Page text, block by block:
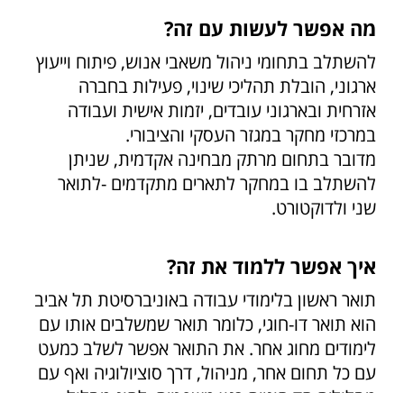
מה אפשר לעשות עם זה?
להשתלב בתחומי ניהול משאבי אנוש, פיתוח וייעוץ
ארגוני, הובלת תהליכי שינוי, פעילות בחברה
אזרחית ובארגוני עובדים, יזמות אישית ועבודה
במרכזי מחקר במגזר העסקי והציבורי.
מדובר בתחום מרתק מבחינה אקדמית, שניתן
להשתלב בו במחקר לתארים מתקדמים -לתואר
שני ולדוקטורט.
איך אפשר ללמוד את זה?
תואר ראשון בלימודי עבודה באוניברסיטת תל אביב
הוא תואר דו-חוגי, כלומר תואר שמשלבים אותו עם
לימודים מחוג אחר. את התואר אפשר לשלב כמעט
עם כל תחום אחר, מניהול, דרך סוציולוגיה ואף עם